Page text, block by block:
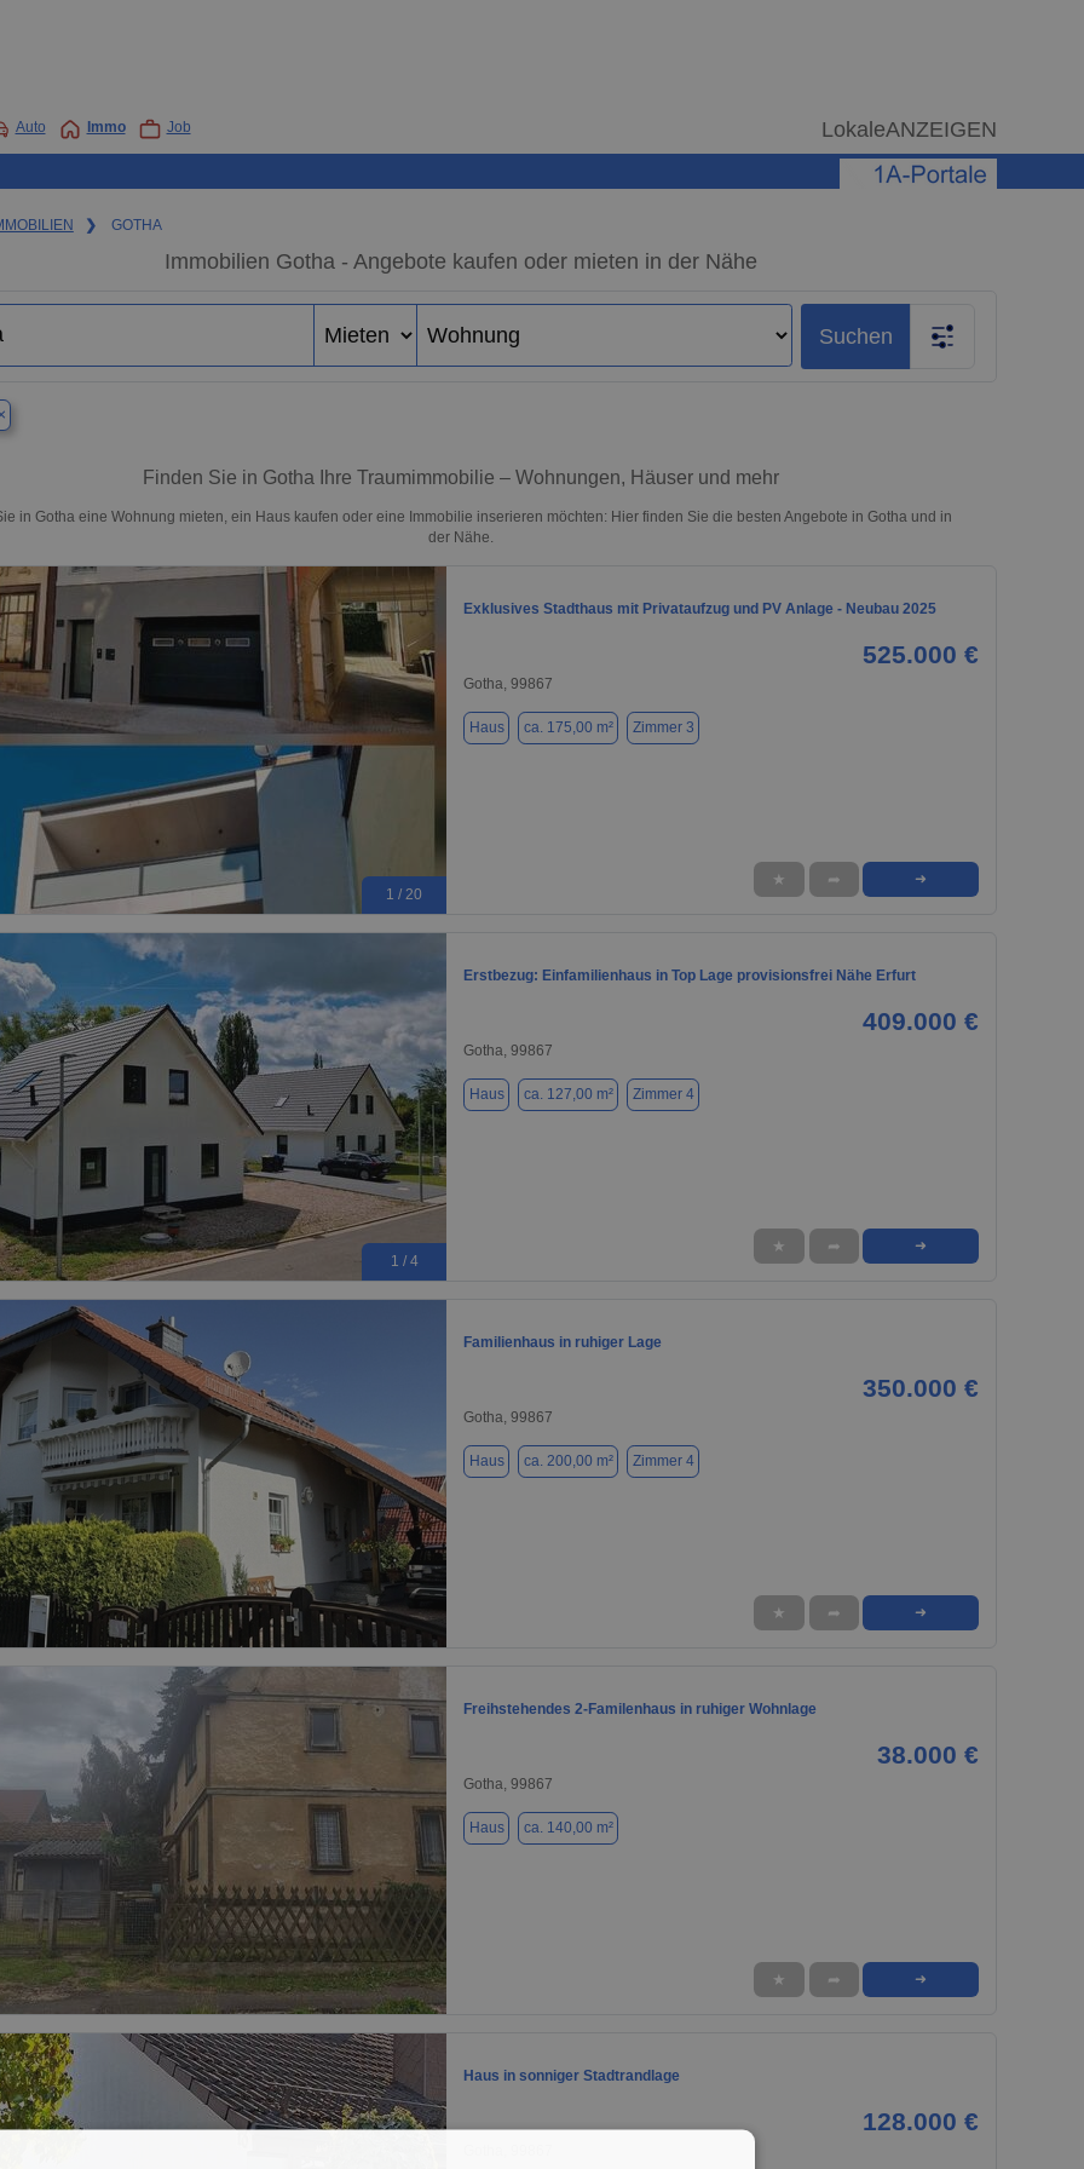
Auto Immo Job LokaleANZEIGEN
❯ GOTHA
Immobilien Gotha - Angebote kaufen oder mieten in der Nähe
Suchen
Finden Sie in Gotha Ihre Traumimmobilie – Wohnungen, Häuser und mehr
in Gotha eine Wohnung mieten, ein Haus kaufen oder eine Immobilie inserieren möchten: Hier finden Sie die besten Angebote in Gotha und in
der Nähe.
1 / 20
Exklusives Stadthaus mit Privataufzug und PV Anlage - Neubau 2025
525.000 €
Gotha, 99867
Haus ca. 175,00 m² Zimmer 3
★ ➦ ➜
1 / 4
Erstbezug: Einfamilienhaus in Top Lage provisionsfrei Nähe Erfurt
409.000 €
Gotha, 99867
Haus ca. 127,00 m² Zimmer 4
★ ➦ ➜
1 / 12
Familienhaus in ruhiger Lage
350.000 €
Gotha, 99867
Haus ca. 200,00 m² Zimmer 4
★ ➦ ➜
1 / 10
Freihstehendes 2-Familenhaus in ruhiger Wohnlage
38.000 €
Gotha, 99867
Haus ca. 140,00 m²
★ ➦ ➜
Haus in sonniger Stadtrandlage
128.000 €